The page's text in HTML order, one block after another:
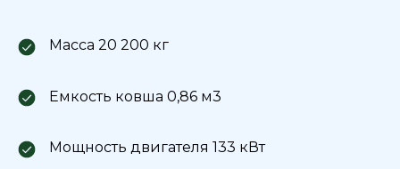
Масса 20 200 кг
Емкость ковша 0,86 м3
Мощность двигателя 133 кВт